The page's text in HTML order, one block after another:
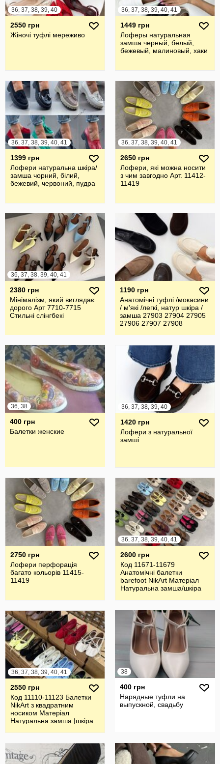
36, 37, 38, 39, 40
2550 грн
Жіночі туфлі мереживо
36, 37, 38, 39, 40, 41
1449 грн
Лоферы натуральная
замша черный, белый,
бежевый, малиновый, хаки
36, 37, 38, 39, 40, 41
1399 грн
Лофери натуральна шкіра/
замша чорний, білий,
бежевий, червоний, пудра
36, 37, 38, 39, 40, 41
2650 грн
Лофери, які можна носити
з чим завгодно Арт. 11412-
11419
36, 37, 38, 39, 40, 41
2380 грн
Мінімалізм, який виглядає
дорого Арт 7710-7715
Стильні слінгбекі
1190 грн
Анатомічні туфлі /мокасини
/ м'які /легкі, натур шкіра /
замша 27903 27904 27905
27906 27907 27908
36, 38
400 грн
Балетки женские
36, 37, 38, 39, 40
1420 грн
Лофери з натуральної
замші
2750 грн
Лофери перфорація
багато кольорів 11415-
11419
36, 37, 38, 39, 40, 41
2600 грн
Код 11671-11679
Анатомічні балетки
barefoot NikArt Матеріал
Натуральна замша/шкіра
36, 37, 38, 39, 40, 41
2550 грн
Код 11110-11123 Балетки
NikArt з квадратним
носиком Матеріал
Натуральна замша |шкіра
38
400 грн
Нарядные туфли на
выпускной, свадьбу